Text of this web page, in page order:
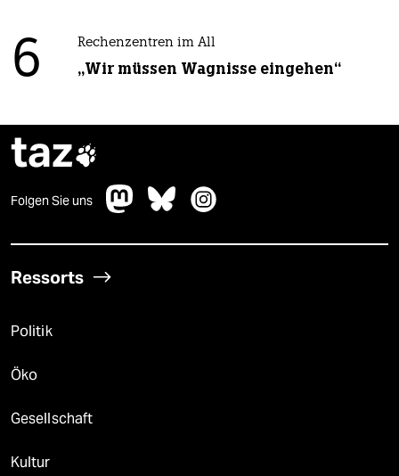
6 Rechenzentren im All
„Wir müssen Wagnisse eingehen“
taz
Folgen Sie uns
Ressorts
Politik
Öko
Gesellschaft
Kultur